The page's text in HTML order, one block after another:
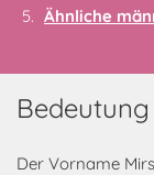
Ähnliche
Der Vorname